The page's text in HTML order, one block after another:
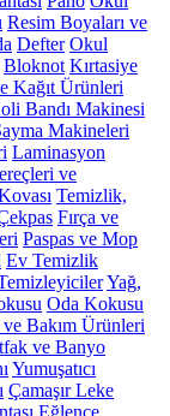
Resim Boyaları ve
Defter Okul
Bloknot Kırtasiye
Kağıt Ürünleri
Bandı Makinesi
Makineleri
Laminasyon
ve
Temizlik,
Fırça ve
Paspas ve Mop
Ev Temizlik
Yağ,
Oda Kokusu
Bakım Ürünleri
ve Banyo
Yumuşatıcı
Çamaşır Leke
Eğlence